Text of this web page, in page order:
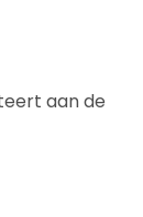
aan de